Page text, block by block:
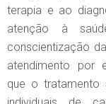
terapia e ao
atenção à
conscientização
atendimento por
que o tratamento